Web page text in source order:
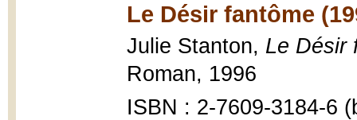
Le Désir fantôme
Julie Stanton, Le Désir
Roman, 1996
ISBN : 2-7609-3184-6